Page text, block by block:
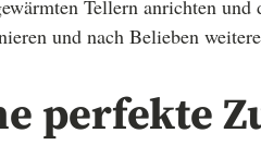
Tellern anrichten und
und nach Belieben
perfekte